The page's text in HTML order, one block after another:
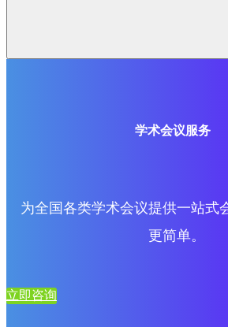
学术会议服务
为全国各类学术会议提供一站式
更简单。
立即咨询